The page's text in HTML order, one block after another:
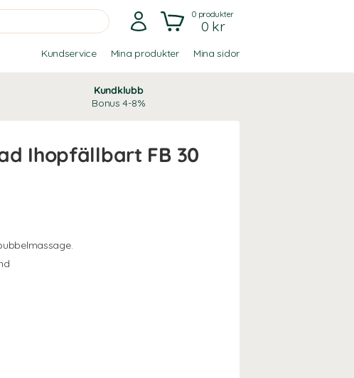
0produkter
0 kr
Kundservice Mina produkter Mina sidor
Kundklubb
Bonus 4-8%
Ihopfällbart FB 30